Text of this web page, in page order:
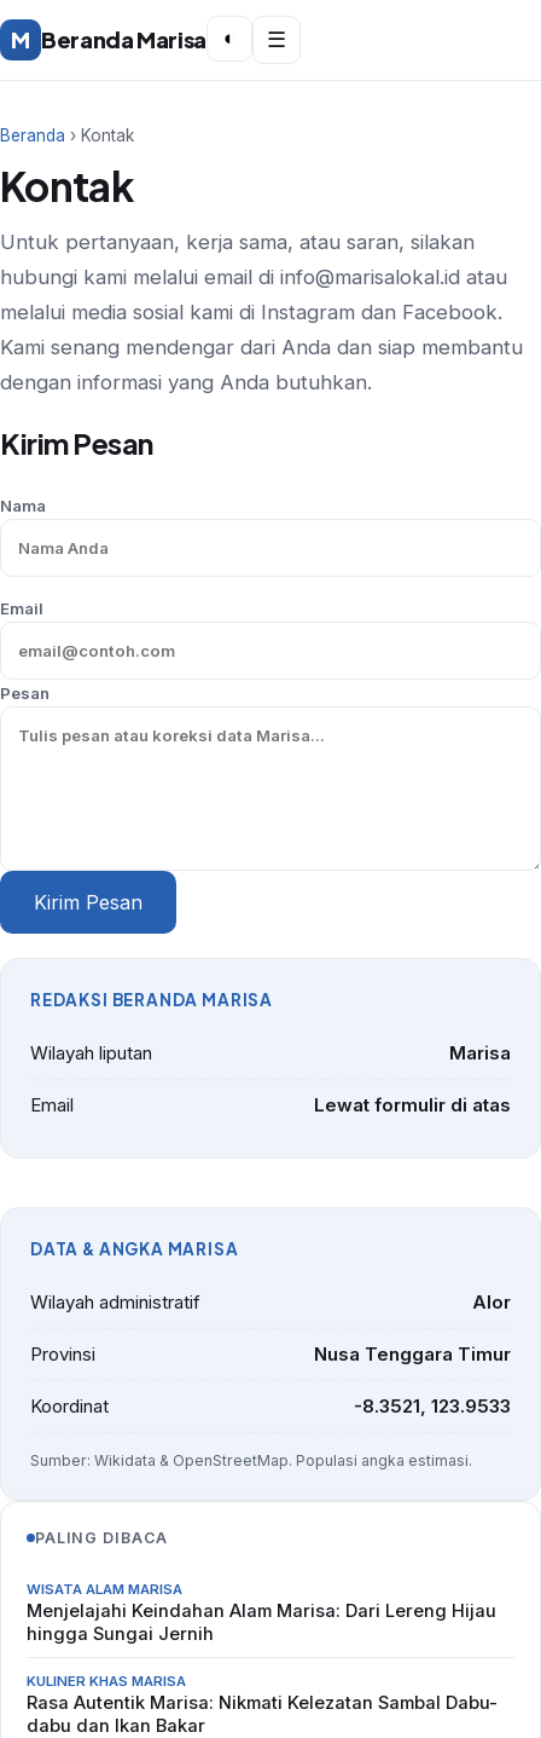
M Beranda Marisa ◐ ☰
Beranda › Kontak
Kontak
Untuk pertanyaan, kerja sama, atau saran, silakan
hubungi kami melalui email di info@marisalokal.id atau
melalui media sosial kami di Instagram dan Facebook.
Kami senang mendengar dari Anda dan siap membantu
dengan informasi yang Anda butuhkan.
Kirim Pesan
Nama
Email
Pesan
Kirim Pesan
REDAKSI BERANDA MARISA
Wilayah liputan Marisa
Email Lewat formulir di atas
DATA & ANGKA MARISA
Wilayah administratif Alor
Provinsi Nusa Tenggara Timur
Koordinat -8.3521, 123.9533
Sumber: Wikidata & OpenStreetMap. Populasi angka estimasi.
PALING DIBACA
WISATA ALAM MARISA
Menjelajahi Keindahan Alam Marisa: Dari Lereng Hijau
hingga Sungai Jernih
KULINER KHAS MARISA
Rasa Autentik Marisa: Nikmati Kelezatan Sambal Dabu-
dabu dan Ikan Bakar